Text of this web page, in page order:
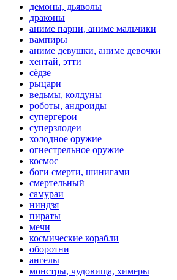
демоны, дьяволы
драконы
аниме парни, аниме мальчики
вампиры
аниме девушки, аниме девочки
хентай, этти
сёдзе
рыцари
ведьмы, колдуны
роботы, андроиды
супергерои
суперзлодеи
холодное оружие
огнестрельное оружие
космос
боги смерти, шинигами
смертельный
самураи
ниндзя
пираты
мечи
космические корабли
оборотни
ангелы
монстры, чудовища, химеры